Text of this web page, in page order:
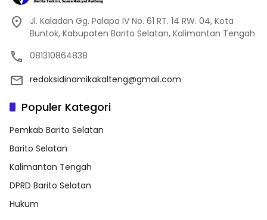
Jl. Kaladan Gg. Palapa IV No. 61 RT. 14 RW. 04, Kota
Buntok, Kabupaten Barito Selatan, Kalimantan Tengah
081310864838
redaksidinamikakalteng@gmail.com
Populer Kategori
Pemkab Barito Selatan
Barito Selatan
Kalimantan Tengah
DPRD Barito Selatan
Hukum